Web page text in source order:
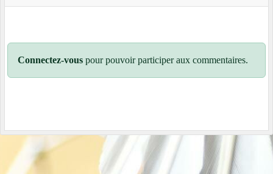
Connectez-vous pour pouvoir participer aux commentaires.